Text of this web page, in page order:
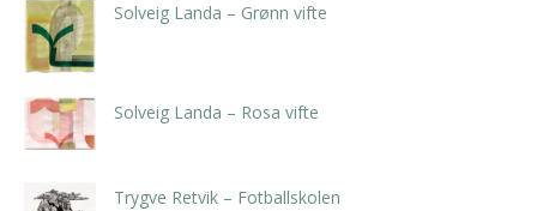
Solveig Landa – Grønn vifte
Solveig Landa – Rosa vifte
Trygve Retvik – Fotballskolen